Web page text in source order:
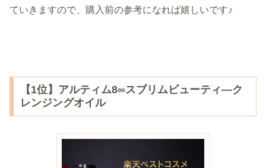
ていきますので、購入前の参考になれば嬉しいです♪
【1位】アルティム8∞スブリムビューティ―ク
レンジングオイル